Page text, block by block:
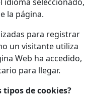
la página.
para registrar
un visitante utiliza
Web ha accedido,
para llegar.
tipos de cookies?